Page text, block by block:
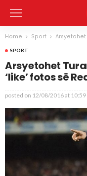
Home Sport Arsyetohet
SPORT
Arsyetohet
‘like’ fotos së
posted on 12/08/2016 at 10:59